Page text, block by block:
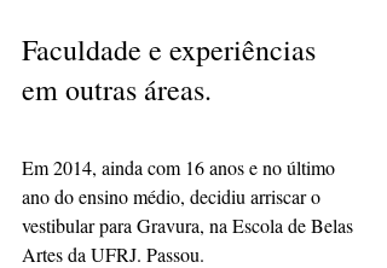
Faculdade e experiências
em outras áreas.
Em 2014, ainda com 16 anos e no último
ano do ensino médio, decidiu arriscar o
vestibular para Gravura, na Escola de Belas
Artes da UFRJ. Passou.